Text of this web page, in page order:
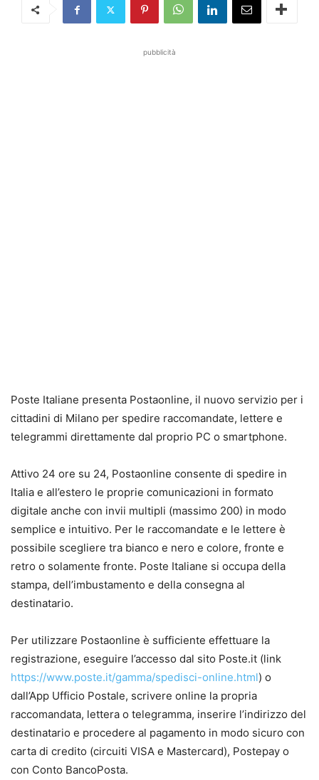
pubblicità
Poste Italiane presenta Postaonline, il nuovo servizio per i
cittadini di Milano per spedire raccomandate, lettere e
telegrammi direttamente dal proprio PC o smartphone.
Attivo 24 ore su 24, Postaonline consente di spedire in
Italia e all’estero le proprie comunicazioni in formato
digitale anche con invii multipli (massimo 200) in modo
semplice e intuitivo. Per le raccomandate e le lettere è
possibile scegliere tra bianco e nero e colore, fronte e
retro o solamente fronte. Poste Italiane si occupa della
stampa, dell’imbustamento e della consegna al
destinatario.
Per utilizzare Postaonline è sufficiente effettuare la
registrazione, eseguire l’accesso dal sito Poste.it (link
https://www.poste.it/gamma/spedisci-online.html) o
dall’App Ufficio Postale, scrivere online la propria
raccomandata, lettera o telegramma, inserire l’indirizzo del
destinatario e procedere al pagamento in modo sicuro con
carta di credito (circuiti VISA e Mastercard), Postepay o
con Conto BancoPosta.